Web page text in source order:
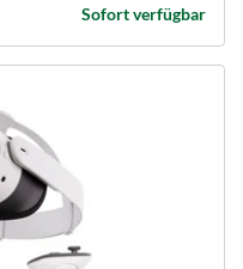
Sofort verfügbar